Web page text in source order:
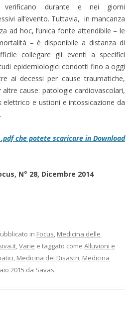
durante e nei giorni
all’evento. Tuttavia, in mancanza
ad hoc, l’unica fonte attendibile – le
– è disponibile a distanza di
collegare gli eventi a specifici
epidemiologici condotti fino a oggi
ai decessi per cause traumatiche,
cause: patologie cardiovascolari,
elettrico e ustioni e intossicazione da
che potete scaricare in Download
N° 28, Dicembre 2014
in Focus, Medicina delle
,Varie e taggato come Alluvioni e
, Medicina dei Disastri, Medicina
2015 da Savas